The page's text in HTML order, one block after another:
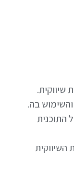
שיווקית.
בה.
התוכנית